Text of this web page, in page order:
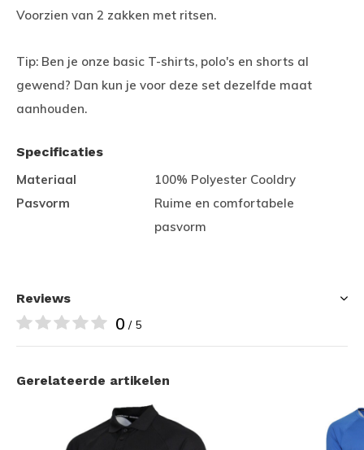
Voorzien van 2 zakken met ritsen.
Tip: Ben je onze basic T-shirts, polo's en shorts al
gewend? Dan kun je voor deze set dezelfde maat
aanhouden.
Specificaties
Materiaal
100% Polyester Cooldry
Pasvorm
Ruime en comfortabele
pasvorm
Reviews
0 / 5
Gerelateerde artikelen